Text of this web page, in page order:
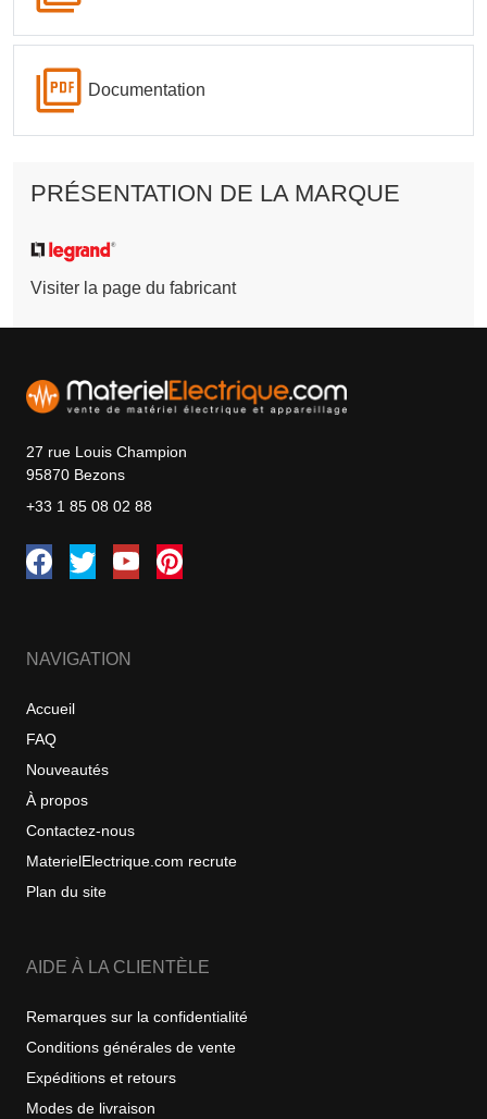
Documentation
PRÉSENTATION DE LA MARQUE
Visiter la page du fabricant
27 rue Louis Champion
95870 Bezons
+33 1 85 08 02 88
NAVIGATION
Accueil
FAQ
Nouveautés
À propos
Contactez-nous
MaterielElectrique.com recrute
Plan du site
AIDE À LA CLIENTÈLE
Remarques sur la confidentialité
Conditions générales de vente
Expéditions et retours
Modes de livraison